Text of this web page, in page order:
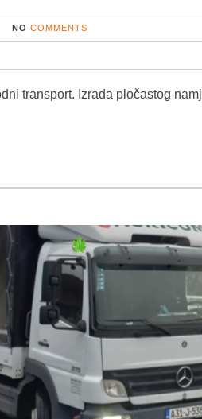
NO COMMENTS
transport. Izrada pločastog